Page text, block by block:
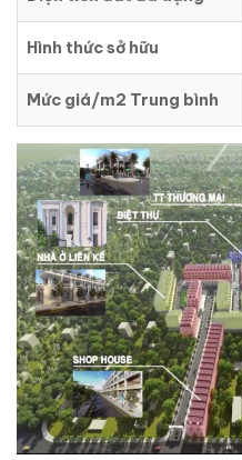
Hình thức sở hữu
Mức giá/m2 Trung bình